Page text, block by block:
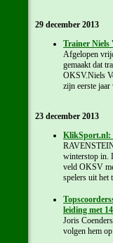
29 december 2013
Trainer Niels
Afgelopen
gemaakt dat
OKSV.Niels
zijn eerste jaar
23 december 2013
KlikSport.nl:
winterstop in.
veld OKSV
spelers uit het
leiding met
Joris
volgen hem